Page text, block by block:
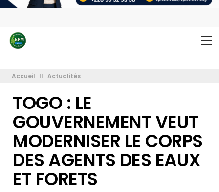
Accueil Actualités
TOGO : LE
GOUVERNEMENT VEUT
MODERNISER LE CORPS
DES AGENTS DES EAUX
ET FORETS